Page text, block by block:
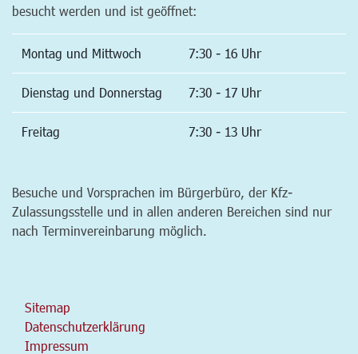
besucht werden und ist geöffnet:
Montag und Mittwoch 7:30 - 16 Uhr
Dienstag und Donnerstag 7:30 - 17 Uhr
Freitag 7:30 - 13 Uhr
Besuche und Vorsprachen im Bürgerbüro, der Kfz-
Zulassungsstelle und in allen anderen Bereichen sind nur
nach Terminvereinbarung möglich.
Sitemap
Datenschutzerklärung
Impressum